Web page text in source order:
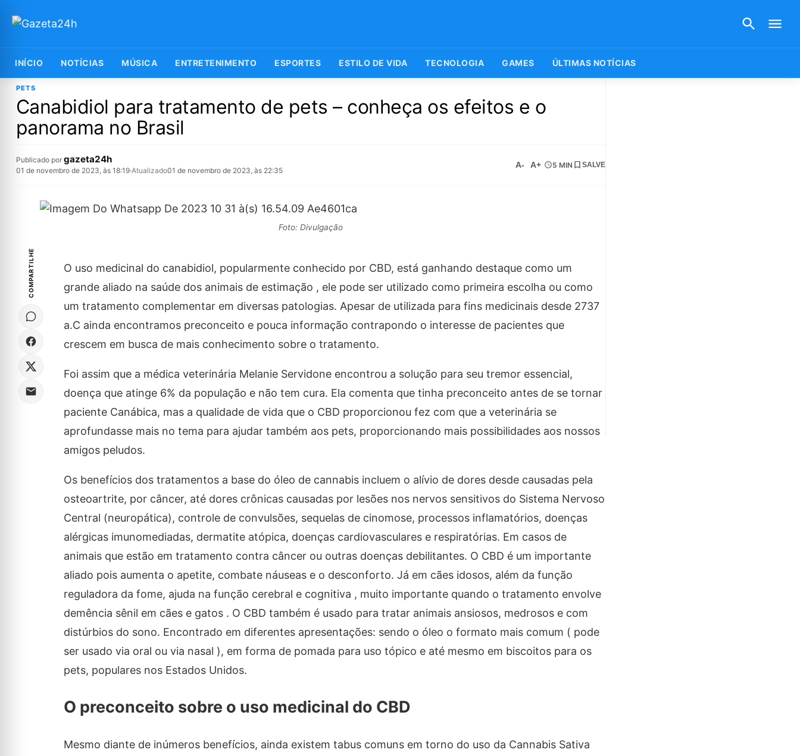
INÍCIO NOTÍCIAS MÚSICA ENTRETENIMENTO ESPORTES ESTILO DE VIDA TECNOLOGIA GAMES ÚLTIMAS NOTÍCIAS
PETS
Canabidiol para tratamento de pets – conheça os efeitos e o
panorama no Brasil
Publicado por gazeta24h
01 de novembro de 2023, às 18:19·Atualizado01 de novembro de 2023, às 22:35
A- A+ 5 MIN SALVE
Foto: Divulgação
COMPARTILHE
O uso medicinal do canabidiol, popularmente conhecido por CBD, está ganhando destaque como um
grande aliado na saúde dos animais de estimação , ele pode ser utilizado como primeira escolha ou como
um tratamento complementar em diversas patologias. Apesar de utilizada para fins medicinais desde 2737
a.C ainda encontramos preconceito e pouca informação contrapondo o interesse de pacientes que
crescem em busca de mais conhecimento sobre o tratamento.
Foi assim que a médica veterinária Melanie Servidone encontrou a solução para seu tremor essencial,
doença que atinge 6% da população e não tem cura. Ela comenta que tinha preconceito antes de se tornar
paciente Canábica, mas a qualidade de vida que o CBD proporcionou fez com que a veterinária se
aprofundasse mais no tema para ajudar também aos pets, proporcionando mais possibilidades aos nossos
amigos peludos.
Os benefícios dos tratamentos a base do óleo de cannabis incluem o alívio de dores desde causadas pela
osteoartrite, por câncer, até dores crônicas causadas por lesões nos nervos sensitivos do Sistema Nervoso
Central (neuropática), controle de convulsões, sequelas de cinomose, processos inflamatórios, doenças
alérgicas imunomediadas, dermatite atópica, doenças cardiovasculares e respiratórias. Em casos de
animais que estão em tratamento contra câncer ou outras doenças debilitantes. O CBD é um importante
aliado pois aumenta o apetite, combate náuseas e o desconforto. Já em cães idosos, além da função
reguladora da fome, ajuda na função cerebral e cognitiva , muito importante quando o tratamento envolve
demência sênil em cães e gatos . O CBD também é usado para tratar animais ansiosos, medrosos e com
distúrbios do sono. Encontrado em diferentes apresentações: sendo o óleo o formato mais comum ( pode
ser usado via oral ou via nasal ), em forma de pomada para uso tópico e até mesmo em biscoitos para os
pets, populares nos Estados Unidos.
O preconceito sobre o uso medicinal do CBD
Mesmo diante de inúmeros benefícios, ainda existem tabus comuns em torno do uso da Cannabis Sativa